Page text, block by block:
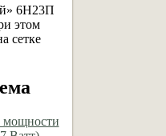
6Н23П
этом
сетке